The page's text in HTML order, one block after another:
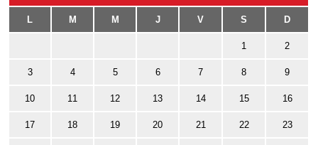
L M M J V S D
1 2
3 4 5 6 7 8 9
10 11 12 13 14 15 16
17 18 19 20 21 22 23